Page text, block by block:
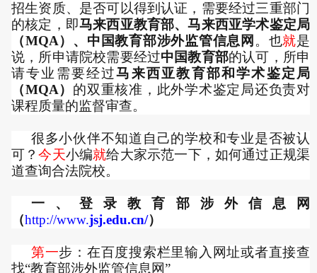
招生资质、是否可以得到认证，需要经过三重部门
的核定，即马来西亚教育部、马来西亚学术鉴定局
（MQA）、中国教育部涉外监管信息网 。也就是
说，所申请院校需要经过中国教育部的认可，所申
请专业需要经过马来西亚教育部和学术鉴定局
（MQA） 的双重核准，此外学术鉴定局还负责对
课程质量的监督审查。
很多小伙伴不知道自己的学校和专业是否被认
可？今天小编就给大家示范一下，如何通过正规渠
道查询合法院校。
一、登录教育部涉外信息网
（http://www.jsj.edu.cn/）
第一步：在百度搜索栏里输入网址或者直接查
找“教育部涉外监管信息网”